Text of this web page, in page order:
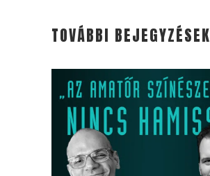
TOVÁBBI BEJEGYZÉSEK